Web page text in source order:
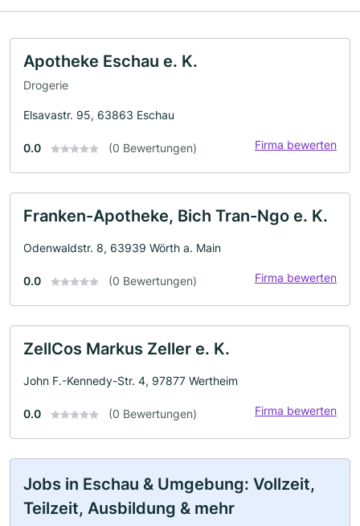
Apotheke Eschau e. K.
Drogerie
Elsavastr. 95, 63863 Eschau
0.0 (0 Bewertungen) Firma bewerten
Franken-Apotheke, Bich Tran-Ngo e. K.
Odenwaldstr. 8, 63939 Wörth a. Main
0.0 (0 Bewertungen) Firma bewerten
ZellCos Markus Zeller e. K.
John F.-Kennedy-Str. 4, 97877 Wertheim
0.0 (0 Bewertungen) Firma bewerten
Jobs in Eschau & Umgebung: Vollzeit,
Teilzeit, Ausbildung & mehr